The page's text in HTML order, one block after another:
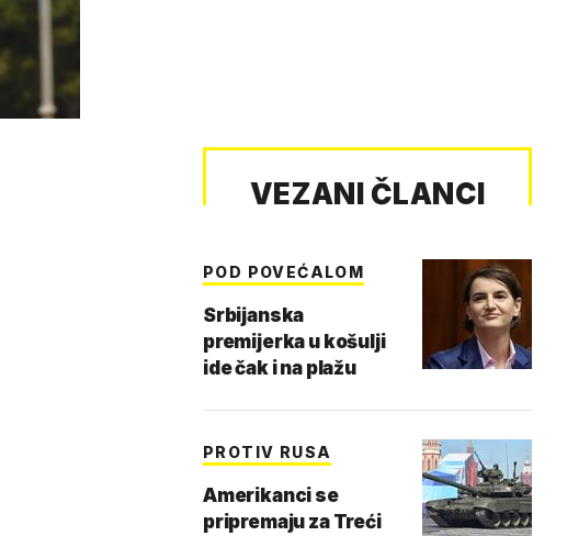
VEZANI ČLANCI
POD POVEĆALOM
Srbijanska
premijerka u košulji
ide čak i na plažu
PROTIV RUSA
Amerikanci se
pripremaju za Treći